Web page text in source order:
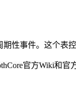
性事件。这个表
官方Wiki和官